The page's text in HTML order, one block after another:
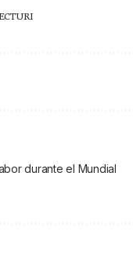
durante el Mundial